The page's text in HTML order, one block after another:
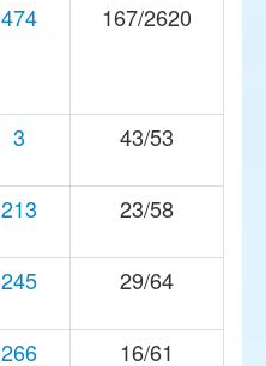
474 167/2620
3 43/53
213 23/58
245 29/64
266 16/61